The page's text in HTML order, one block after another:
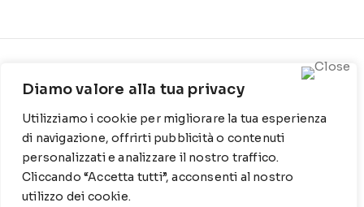
Diamo valore alla tua privacy
Utilizziamo i cookie per migliorare la tua esperienza
di navigazione, offrirti pubblicità o contenuti
personalizzati e analizzare il nostro traffico.
Cliccando “Accetta tutti”, acconsenti al nostro
utilizzo dei cookie.
1316 - 70044 Polignano a
mare
T
WZ: 329 6510725
Cookie Policy
Privacy Policy